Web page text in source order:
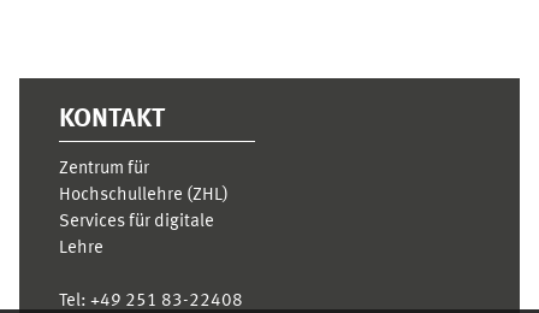
KONTAKT
Zentrum für
Hochschullehre (ZHL)
Services für digitale
Lehre
Tel: +49 251 83-22408